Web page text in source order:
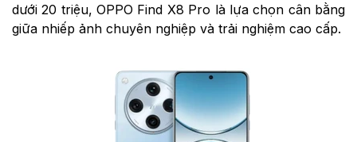
dưới 20 triệu, OPPO Find X8 Pro là lựa chọn cân bằng
giữa nhiếp ảnh chuyên nghiệp và trải nghiệm cao cấp.